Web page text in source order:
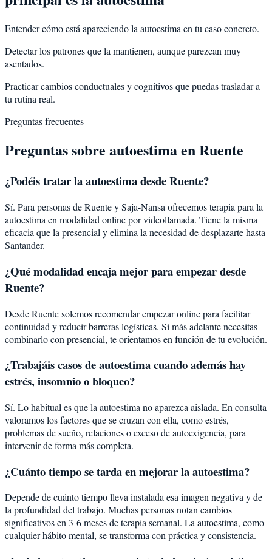
Entender cómo está apareciendo la autoestima en tu caso concreto.
Detectar los patrones que la mantienen, aunque parezcan muy
asentados.
Practicar cambios conductuales y cognitivos que puedas trasladar a
tu rutina real.
Preguntas frecuentes
Preguntas sobre autoestimaenRuente
¿Podéis tratar laautoestimadesdeRuente?
Sí. Para personas de Ruente y Saja-Nansa ofrecemos terapia para la
autoestima en modalidad online por videollamada. Tiene la misma
eficacia que la presencial y elimina la necesidad de desplazarte hasta
Santander.
¿Qué modalidad encaja mejor para empezar desde
Ruente?
Desde Ruente solemos recomendar empezar online para facilitar
continuidad y reducir barreras logísticas. Si más adelante necesitas
combinarlo con presencial, te orientamos en función de tu evolución.
¿Trabajáis casos de autoestima cuando además hay
estrés, insomnio o bloqueo?
Sí. Lo habitual es que la autoestima no aparezca aislada. En consulta
valoramos los factores que se cruzan con ella, como estrés,
problemas de sueño, relaciones o exceso de autoexigencia, para
intervenir de forma más completa.
¿Cuánto tiempo se tarda en mejorar la autoestima?
Depende de cuánto tiempo lleva instalada esa imagen negativa y de
la profundidad del trabajo. Muchas personas notan cambios
significativos en 3-6 meses de terapia semanal. La autoestima, como
cualquier hábito mental, se transforma con práctica y consistencia.